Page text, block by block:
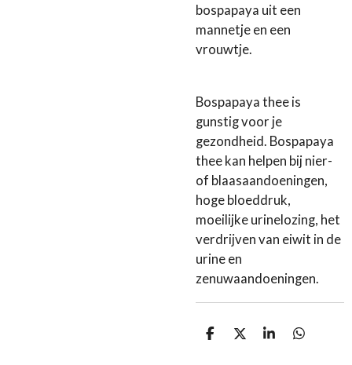
bospapaya uit een
mannetje en een
vrouwtje.
Bospapaya thee is
gunstig voor je
gezondheid. Bospapaya
thee kan helpen bij nier-
of blaasaandoeningen,
hoge bloeddruk,
moeilijke urinelozing, het
verdrijven van eiwit in de
urine en
zenuwaandoeningen.
D
D
S
D